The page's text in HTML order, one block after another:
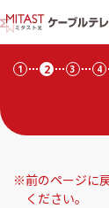
1 2 3 4
※前のページに
ください。